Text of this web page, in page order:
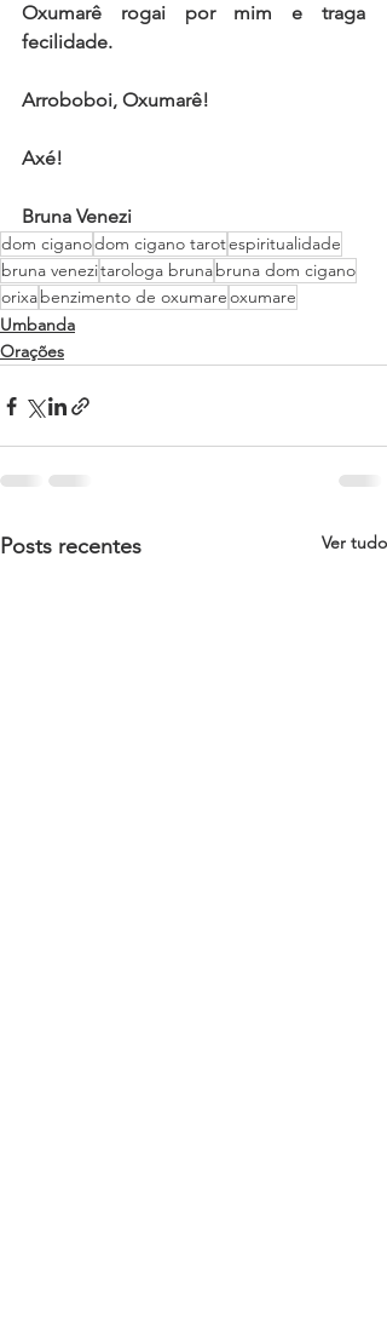
Oxumarê rogai por mim e traga
fecilidade.
Arroboboi, Oxumarê!
Axé!
Bruna Venezi
dom ciganodom cigano tarotespiritualidade
bruna venezitarologa brunabruna dom cigano
orixabenzimento de oxumareoxumare
Umbanda
Orações
Posts recentes Ver tudo